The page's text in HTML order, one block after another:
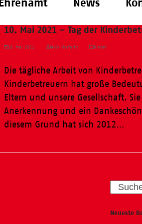
Ehrenamt News
10. Mai 2021 – Tag der
10. Mai 2021 Maik Herfurth Kinder
Die tägliche Arbeit von
Kinderbetreuern hat große
Eltern und unsere Gesellschaft.
Anerkennung und ein
diesem Grund hat sich 2012…
Search
Neueste